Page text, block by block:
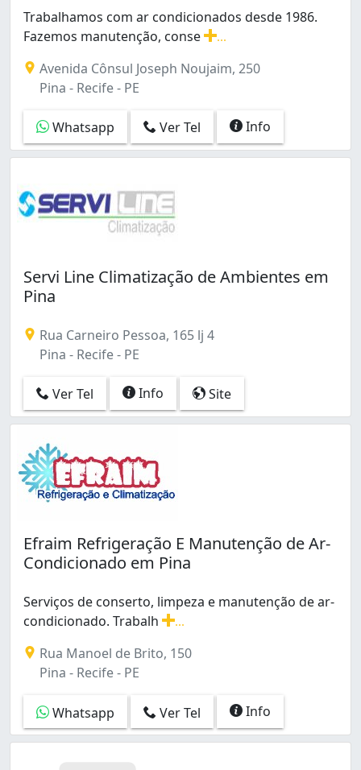
Ibura (2)
Ilha Joana Bezerra (1)
Imbiribeira (14)
Ipsep (5)
Jardim São Paulo (3)
Jiquiá (1)
Madalena (3)
Mustardinha (2)
Nova Descoberta (2)
Poço (2)
Prado (8)
San Martin (8)
Sancho (1)
Santo Amaro (1)
Santo Antônio (1)
São José (6)
Tamarineira (3)
Torre (1)
Torrões (2)
Várzea (2)
Água Fria (3)
Trabalhamos com ar condicionados desde 1986.
Fazemos manutenção, conse
Avenida Cônsul Joseph Noujaim, 250
Pina - Recife - PE
Whatsapp Ver Tel Info
Servi Line Climatização de Ambientes em
Pina
Rua Carneiro Pessoa, 165 lj 4
Pina - Recife - PE
Ver Tel Info Site
Efraim Refrigeração E Manutenção de Ar-
Condicionado em Pina
Serviços de conserto, limpeza e manutenção de ar-
condicionado. Trabalh
Rua Manoel de Brito, 150
Pina - Recife - PE
Whatsapp Ver Tel Info